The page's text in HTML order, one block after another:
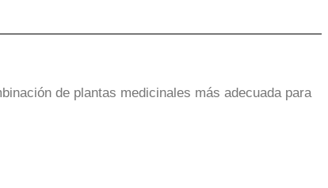
de plantas medicinales más adecuada para